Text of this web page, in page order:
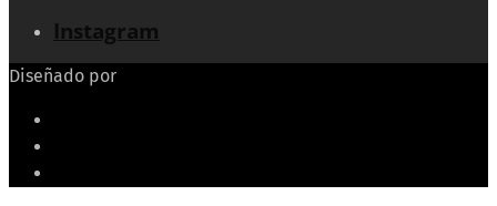
Instagram
Diseñado por